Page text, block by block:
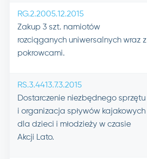
RG.2.2005.12.2015
Zakup 3 szt. namiotów
rozciąganych uniwersalnych wraz z
pokrowcami.
RS.3.4413.7.3.2015
Dostarczenie niezbędnego sprzętu
i organizacja spływów kajakowych
dla dzieci i młodzieży w czasie
Akcji Lato.